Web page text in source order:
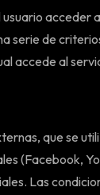
usuario
serie de
accede al
que se
(Facebook,
Las